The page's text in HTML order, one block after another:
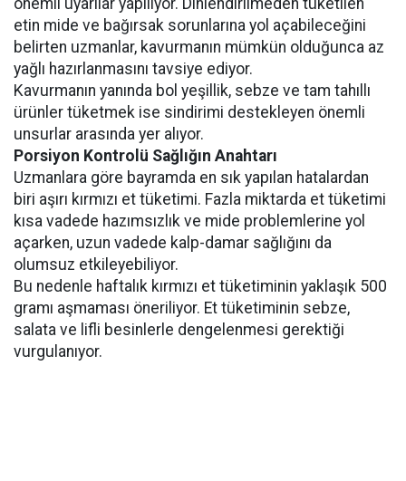
önemli uyarılar yapılıyor. Dinlendirilmeden tüketilen
etin mide ve bağırsak sorunlarına yol açabileceğini
belirten uzmanlar, kavurmanın mümkün olduğunca az
yağlı hazırlanmasını tavsiye ediyor.
Kavurmanın yanında bol yeşillik, sebze ve tam tahıllı
ürünler tüketmek ise sindirimi destekleyen önemli
unsurlar arasında yer alıyor.
Porsiyon Kontrolü Sağlığın Anahtarı
Uzmanlara göre bayramda en sık yapılan hatalardan
biri aşırı kırmızı et tüketimi. Fazla miktarda et tüketimi
kısa vadede hazımsızlık ve mide problemlerine yol
açarken, uzun vadede kalp-damar sağlığını da
olumsuz etkileyebiliyor.
Bu nedenle haftalık kırmızı et tüketiminin yaklaşık 500
gramı aşmaması öneriliyor. Et tüketiminin sebze,
salata ve lifli besinlerle dengelenmesi gerektiği
vurgulanıyor.